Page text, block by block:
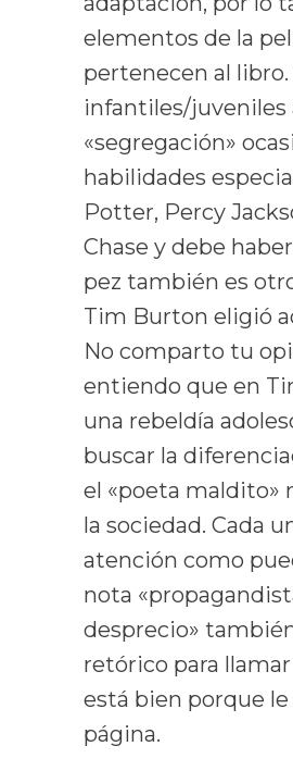
elementos de la
pertenecen al libro.
infantiles/juveniles
«segregación»
habilidades
Potter, Percy
Chase y debe
pez también es
Tim Burton eligió
No comparto tu
entiendo que en
una rebeldía
buscar la
el «poeta maldito»
la sociedad. Cada
atención como
nota
desprecio»
retórico para
está bien porque le
página.